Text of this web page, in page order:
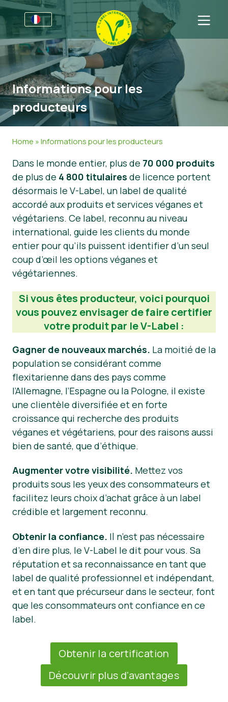
Pour les entreprises
Informations pour les producteurs
Charte Graphique V-Label
Marques de distributeur
V-Label Webinars
Avantages
Critères du V-Label
Resources
Obtenir la certification V-Label
Secteurs
Informations Générales
Alimentation
Cosmétiques et produits d’entretien
Produits Non Alimentaires
Gastronomie
Questions fréquentes
Pour les consommateurs
Informations Générales
Produits Certifiés
À propos de nous
À propos de nous
Contactez-nous
Obtenir la certification V-Label
Signaler un abus
Espace client
Nouvelles
Matériel de presse
Informations pour les
producteurs
Home »Informations pour les producteurs
Dans le monde entier, plus de 70 000 produits
de plus de 4 800 titulaires de licence portent
désormais le V-Label, un label de qualité
accordé aux produits et services véganes et
végétariens. Ce label, reconnu au niveau
international, guide les clients du monde
entier pour qu’ils puissent identifier d’un seul
coup d’œil les options véganes et
végétariennes.
Si vous êtes producteur, voici pourquoi
vous pouvez envisager de faire certifier
votre produit par le V-Label :
Gagner de nouveaux marchés. La moitié de la
population se considérant comme
flexitarienne dans des pays comme
l’Allemagne, l’Espagne ou la Pologne, il existe
une clientèle diversifiée et en forte
croissance qui recherche des produits
véganes et végétariens, pour des raisons aussi
bien de santé, que d’éthique.
Augmenter votre visibilité. Mettez vos
produits sous les yeux des consommateurs et
facilitez leurs choix d’achat grâce à un label
crédible et largement reconnu.
Obtenir la confiance. Il n’est pas nécessaire
d’en dire plus, le V-Label le dit pour vous. Sa
réputation et sa reconnaissance en tant que
label de qualité professionnel et indépendant,
et en tant que précurseur dans le secteur, font
que les consommateurs ont confiance en ce
label.
Obtenir la certification
Découvrir plus d’avantages